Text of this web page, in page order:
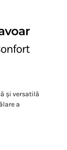
și versatilă
a